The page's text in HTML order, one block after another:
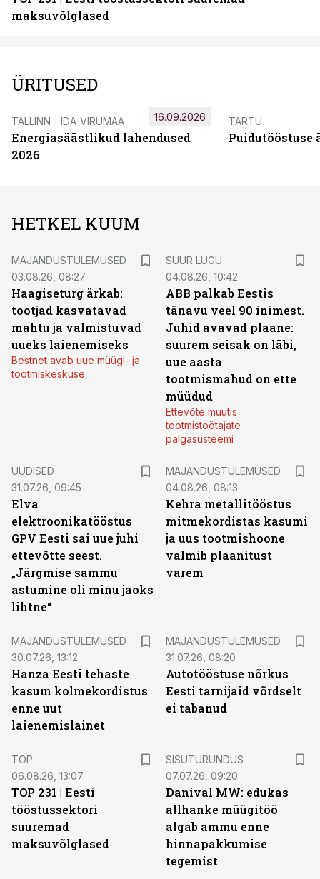
maksuvõlglased
ÜRITUSED
TALLINN - IDA-VIRUMAA
Energiasäästlikud lahendused
2026
16.09.2026 TARTU
Puidutööstuse
HETKEL KUUM
MAJANDUSTULEMUSED
03.08.26, 08:27
Haagiseturg ärkab:
tootjad kasvatavad
mahtu ja valmistuvad
uueks laienemiseks
Bestnet avab uue müügi- ja
tootmiskeskuse
SUUR LUGU
04.08.26, 10:42
ABB palkab Eestis
tänavu veel 90 inimest.
Juhid avavad plaane:
suurem seisak on läbi,
uue aasta
tootmismahud on ette
müüdud
Ettevõte muutis
tootmistöötajate
palgasüsteemi
UUDISED
31.07.26, 09:45
Elva
elektroonikatööstus
GPV Eesti sai uue juhi
ettevõtte seest.
„Järgmise sammu
astumine oli minu jaoks
lihtne“
MAJANDUSTULEMUSED
04.08.26, 08:13
Kehra metallitööstus
mitmekordistas kasumi
ja uus tootmishoone
valmib plaanitust
varem
MAJANDUSTULEMUSED
30.07.26, 13:12
Hanza Eesti tehaste
kasum kolmekordistus
enne uut
laienemislainet
MAJANDUSTULEMUSED
31.07.26, 08:20
Autotööstuse nõrkus
Eesti tarnijaid võrdselt
ei tabanud
TOP
06.08.26, 13:07
TOP 231 | Eesti
tööstussektori
suuremad
maksuvõlglased
SISUTURUNDUS
07.07.26, 09:20
Danival MW: edukas
allhanke müügitöö
algab ammu enne
hinnapakkumise
tegemist